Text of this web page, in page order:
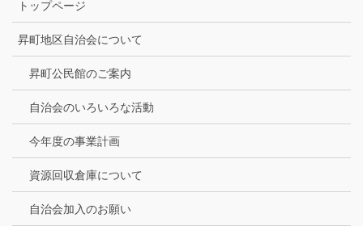
トップページ
昇町地区自治会について
昇町公民館のご案内
自治会のいろいろな活動
今年度の事業計画
資源回収倉庫について
自治会加入のお願い